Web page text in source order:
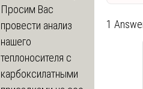
1
Просим Вас
провести анализ
нашего
теплоносителя с
карбоксилатными